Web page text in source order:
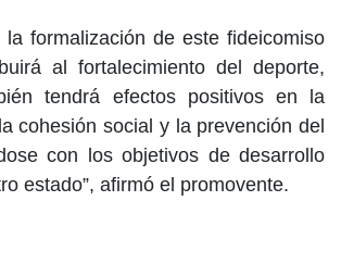
la formalización de este fideicomiso
al fortalecimiento del deporte,
tendrá efectos positivos en la
cohesión social y la prevención del
con los objetivos de desarrollo
estado”, afirmó el promovente.